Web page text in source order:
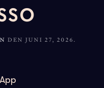
DEN JUNI 27, 2026 .